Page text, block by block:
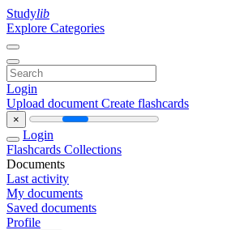
Studylib
Explore Categories
Login
Upload document Create flashcards
×
Login
Flashcards Collections
Documents
Last activity
My documents
Saved documents
Profile